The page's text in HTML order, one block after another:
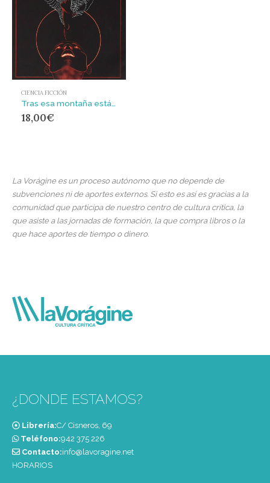
CIENCIA FICCIÓN
Tras esa montaña está la orilla
18,00€
La Vorágine es un proceso autónomo que no depende de
subvenciones ni de aportes externos. Si esto es así es gracias a la
comunidad que participa de nuestro centro de cultura crítica, la
que asiste a las jornadas de formación, la que compra libros o la
que hace aportes de tiempo o dinero.
¿DONDE ESTAMOS?
Librería:C/ Cisneros, 69
Teléfono:‭942 375 226‬
Contacto:info@lavoragine.net
HORARIOS